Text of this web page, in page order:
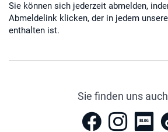
Sie können sich jederzeit abmelden,
Abmeldelink klicken, der in jedem
enthalten ist.
Sie finden uns